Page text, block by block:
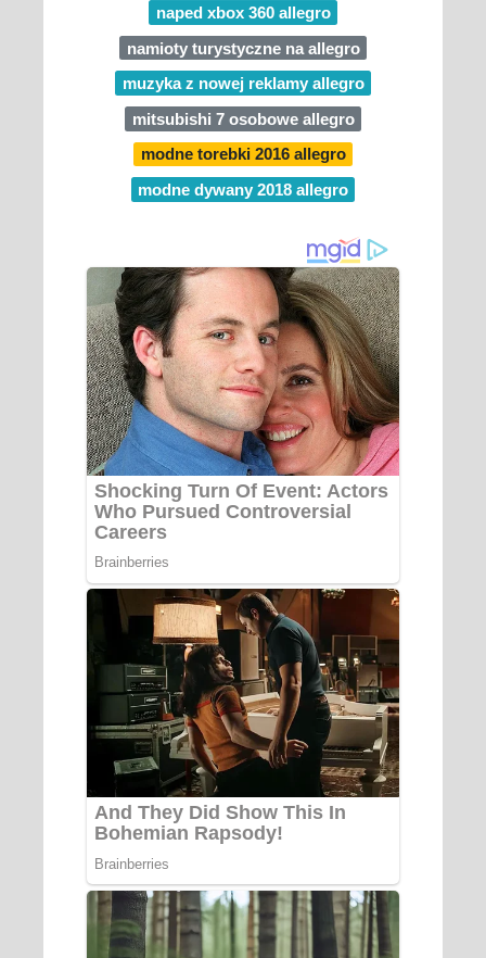
naped xbox 360 allegro
namioty turystyczne na allegro
muzyka z nowej reklamy allegro
mitsubishi 7 osobowe allegro
modne torebki 2016 allegro
modne dywany 2018 allegro